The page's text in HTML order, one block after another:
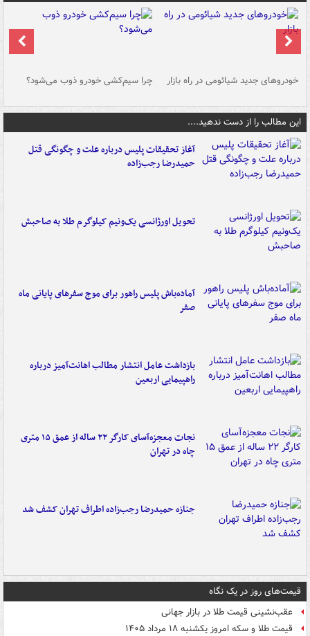
خودروهای جدید شیائومی در راه بازار چرا سیم‌کشی خودرو ذوب می‌شود؟
این مطالب را از دست ندهید....
آغاز تحقیقات پلیس درباره علت و چگونگی قتل
حمیدرضا رجب‌زاده
تحویل اورژانسی یک‌ونیم کیلوگرم طلا به صاحبش
آماده‌باش پلیس راهور برای موج سفرهای پایانی ماه
صفر
بازداشت عامل انتشار مطالب اهانت‌آمیز درباره
راهپیمایی اربعین
نجات معجزه‌آسای کارگر ۲۲ ساله از عمق ۱۵ متری
چاه در تهران
جنازه حمیدرضا رجب‌زاده اطراف تهران کشف شد
قیمت‌های روز در یک نگاه
عقب‌نشینی قیمت طلا در بازار جهانی
قیمت طلا و سکه امروز یکشنبه ۱۸ مرداد ۱۴۰۵